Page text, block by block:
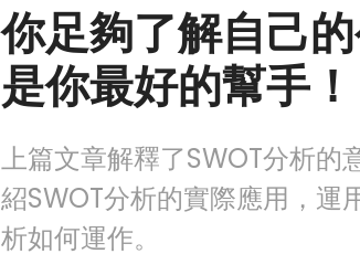
你足夠了解自己
是你最好的幫手！
上篇文章解釋了SWOT分析的
紹SWOT分析的實際應用，運
析如何運作。